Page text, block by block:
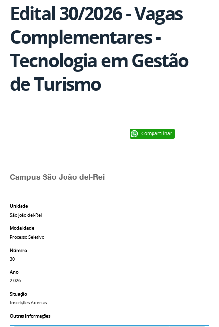
Edital 30/2026 - Vagas
Complementares -
Tecnologia em Gestão
de Turismo
Compartilhar
Campus São João del-Rei
Unidade
São João del-Rei
Modalidade
Processo Seletivo
Número
30
Ano
2.026
Situação
Inscrições Abertas
Outras Informações